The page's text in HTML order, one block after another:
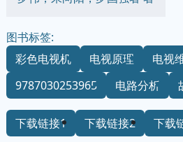
图书标签:
彩色电视机
电视原理 电视
9787030253965
电路分析
下载链接1 下载链接2 下载